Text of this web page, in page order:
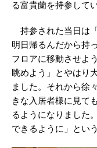
る富貴蘭を持参して
持参された当日は
明日帰るんだから持
フロアに移動させよ
眺めよう」とやはり
ました。それから徐
きな入居者様に見て
るようになりました
できるように」とい